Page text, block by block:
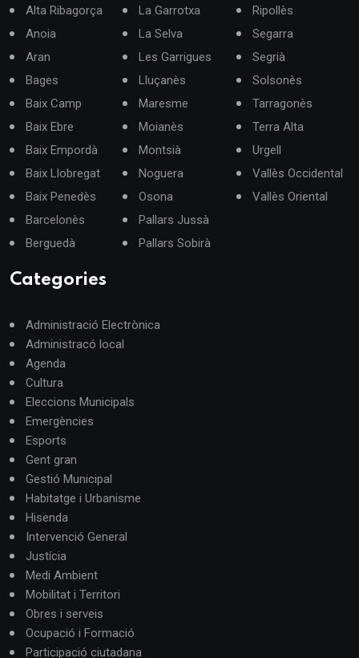
Alta Ribagorça
Anoia
Aran
Bages
Baix Camp
Baix Ebre
Baix Empordà
Baix Llobregat
Baix Penedès
Barcelonès
Berguedà
La Garrotxa
La Selva
Les Garrigues
Lluçanès
Maresme
Moianès
Montsià
Noguera
Osona
Pallars Jussà
Pallars Sobirà
Ripollès
Segarra
Segrià
Solsonès
Tarragonès
Terra Alta
Urgell
Vallès Occidental
Vallès Oriental
Categories
Administració Electrònica
Administracó local
Agenda
Cultura
Eleccions Municipals
Emergències
Esports
Gent gran
Gestió Municipal
Habitatge i Urbanisme
Hisenda
Intervenció General
Justícia
Medi Ambient
Mobilitat i Territori
Obres i serveis
Ocupació i Formació
Participació ciutadana